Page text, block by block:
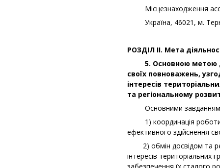
Місцезнаходження
Україна, 46021, м.
РОЗДІЛ ІІ. Мета
5. Основною метою
своїх повноважень,
інтересів
та регіональному
Основними завданнями
1) координація роботи
ефективного здійснення
2) обмін досвідом та
інтересів